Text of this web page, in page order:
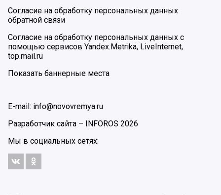
Согласие на обработку персональных данных
обратной связи
Согласие на обработку персональных данных с
помощью сервисов Yandex.Metrika, LiveInternet,
top.mail.ru
Показать баннерные места
E-mail: info@novovremya.ru
Разработчик сайта – INFOROS 2026
Мы в социальных сетях: